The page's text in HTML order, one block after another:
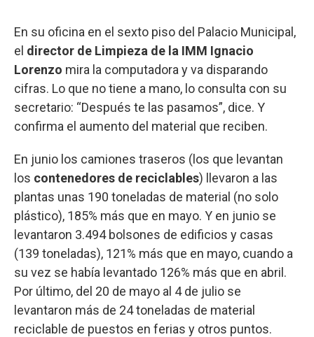
En su oficina en el sexto piso del Palacio Municipal,
el director de Limpieza de la IMM Ignacio
Lorenzo mira la computadora y va disparando
cifras. Lo que no tiene a mano, lo consulta con su
secretario: “Después te las pasamos”, dice. Y
confirma el aumento del material que reciben.
En junio los camiones traseros (los que levantan
los contenedores de reciclables) llevaron a las
plantas unas 190 toneladas de material (no solo
plástico), 185% más que en mayo. Y en junio se
levantaron 3.494 bolsones de edificios y casas
(139 toneladas), 121% más que en mayo, cuando a
su vez se había levantado 126% más que en abril.
Por último, del 20 de mayo al 4 de julio se
levantaron más de 24 toneladas de material
reciclable de puestos en ferias y otros puntos.